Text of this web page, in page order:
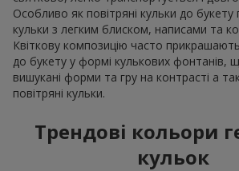
Особливо як повітряні кульки до букету
кульки з легким блиском, написами та
Квіткову композицію часто прикрашають
до букету у формі кулькових фонтанів,
вишукані форми та гру на контрасті а
повітряні кульки.
Трендові кольори
кульок